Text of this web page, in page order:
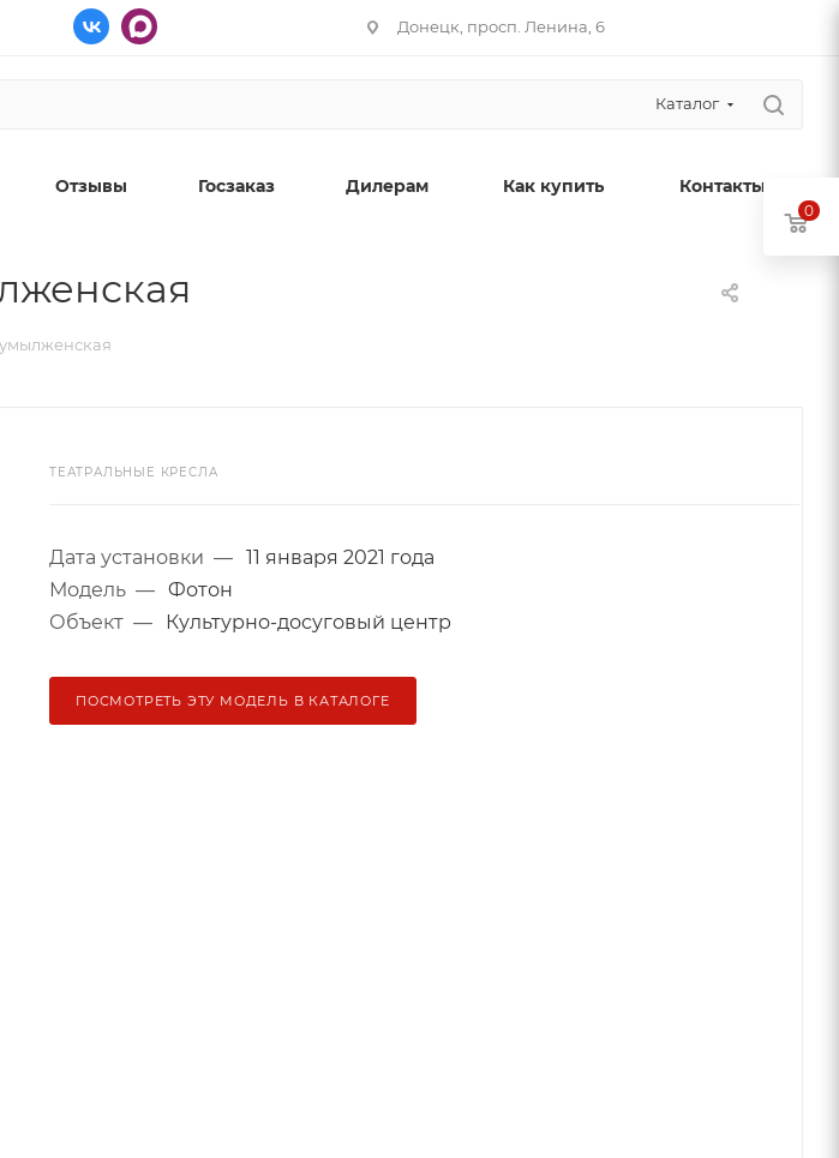
Донецк, просп. Ленина, 6
Каталог
Отзывы Госзаказ Дилерам Как купить Контакты
ТЕАТРАЛЬНЫЕ КРЕСЛА
Дата установки — 11 января 2021 года
Модель — Фотон
Объект — Культурно-досуговый центр
ПОСМОТРЕТЬ ЭТУ МОДЕЛЬ В КАТАЛОГЕ
0